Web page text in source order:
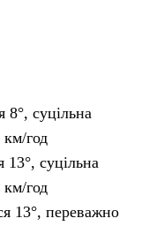
8°, суцільна
км/год
суцільна
км/год
13°, переважно